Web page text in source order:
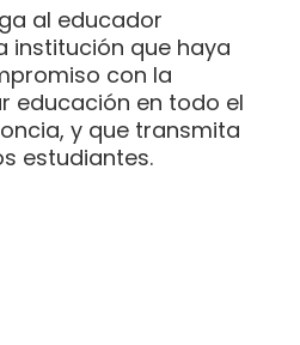
al educador
institución que haya
con la
educación en todo el
y que transmita
estudiantes.